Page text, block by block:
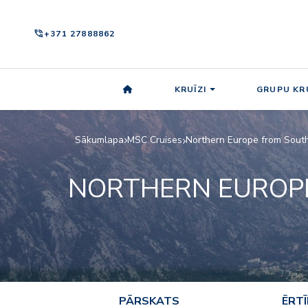
phone_in_talk+371 27888862
KRUĪZI GRUPU
Sākumlapa MSC Cruises Northern Europe from
NORTHERN
PĀRSKATS